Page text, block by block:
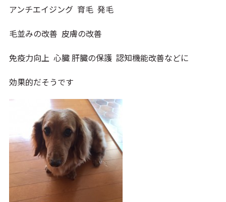
アンチエイジング 育毛 発毛
毛並みの改善 皮膚の改善
免疫力向上 心臓 肝臓の保護 認知機能改善などに
効果的だそうです